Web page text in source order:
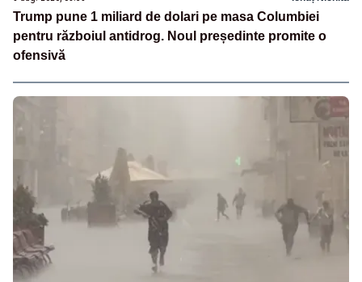
Trump pune 1 miliard de dolari pe masa Columbiei
pentru războiul antidrog. Noul președinte promite o
ofensivă